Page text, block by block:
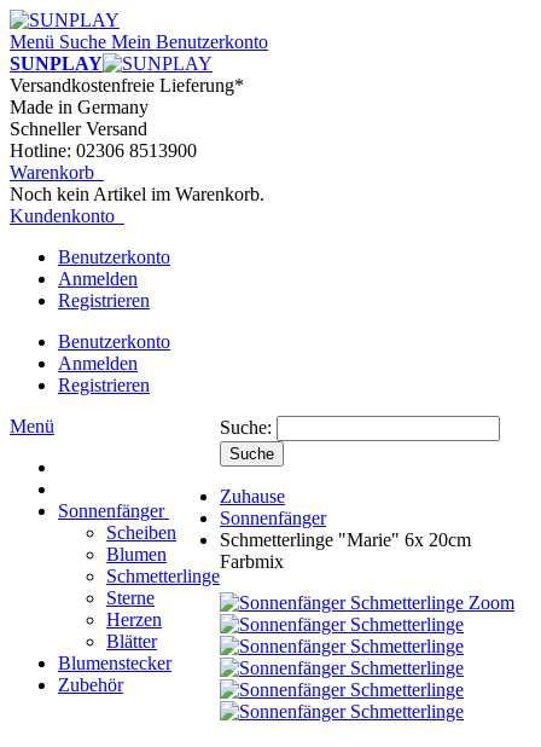
Menü Suche Mein Benutzerkonto
SUNPLAY
Versandkostenfreie Lieferung*
Made in Germany
Schneller Versand
Hotline: 02306 8513900
Warenkorb
Noch kein Artikel im Warenkorb.
Kundenkonto
Benutzerkonto
Anmelden
Registrieren
Benutzerkonto
Anmelden
Registrieren
Menü
Sonnenfänger
Scheiben
Blumen
Schmetterlinge
Sterne
Herzen
Blätter
Blumenstecker
Zubehör
Suche:
Suche
Zuhause
Sonnenfänger
Schmetterlinge "Marie" 6x 20cm
Farbmix
Zoom